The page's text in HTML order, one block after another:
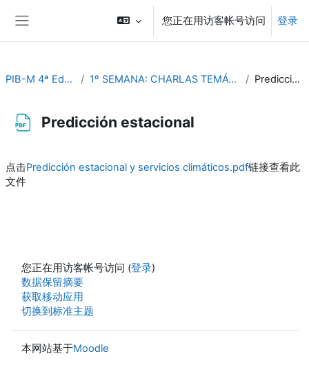
您正在用访客帐号访问 登录
PIB-M 4ª Ed. (fase práctica) 1º SEMANA: CHARLAS TEMÁTICAS (Del 4 al 8 de septiembre) Predicción estacional
Predicción estacional
点击Predicción estacional y servicios climáticos.pdf链接查看此
文件
您正在用访客帐号访问 (登录)
‎数据保留摘要‎
获取移动应用
切换到标准主题
本网站基于Moodle